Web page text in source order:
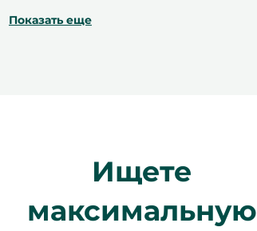
Показать еще
Ищете
максимальную